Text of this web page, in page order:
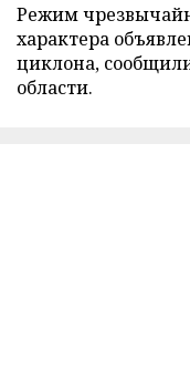
Режим
характера
циклона,
области.